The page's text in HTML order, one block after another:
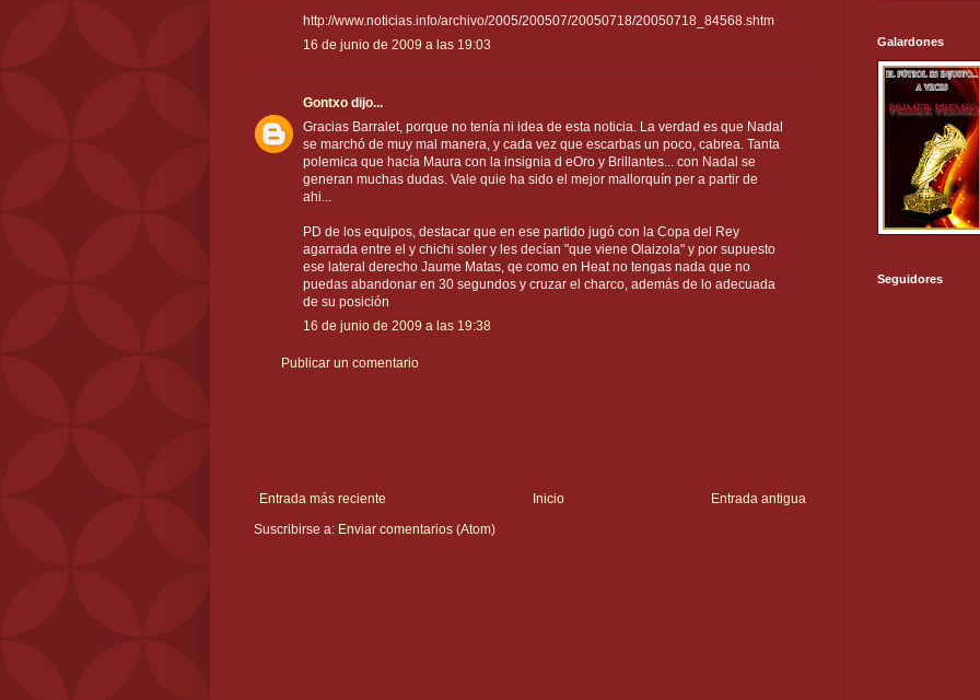
http://www.noticias.info/archivo/2005/200507/20050718/20050718_84568.shtm
16 de junio de 2009 a las 19:03
Gontxo dijo...
Gracias Barralet, porque no tenía ni idea de esta noticia. La verdad es que Nadal
se marchó de muy mal manera, y cada vez que escarbas un poco, cabrea. Tanta
polemica que hacía Maura con la insignia d eOro y Brillantes... con Nadal se
generan muchas dudas. Vale quie ha sido el mejor mallorquín per a partir de
ahi...
PD de los equipos, destacar que en ese partido jugó con la Copa del Rey
agarrada entre el y chichi soler y les decían "que viene Olaizola" y por supuesto
ese lateral derecho Jaume Matas, qe como en Heat no tengas nada que no
puedas abandonar en 30 segundos y cruzar el charco, además de lo adecuada
de su posición
16 de junio de 2009 a las 19:38
Publicar un comentario
Entrada más reciente Entrada antigua
Inicio
Suscribirse a: Enviar comentarios (Atom)
Galardones
Seguidores